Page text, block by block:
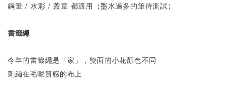
鋼筆 / 水彩 / 蓋章 都適用（墨水過多的筆待測試）
書籤繩
今年的書籤繩是「家」，雙面的小花顏色不同
刺繡在毛呢質感的布上